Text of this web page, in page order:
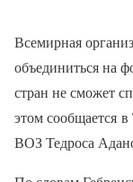
Всемирная
объединиться на
стран не сможет
этом сообщается в
ВОЗ Тедроса